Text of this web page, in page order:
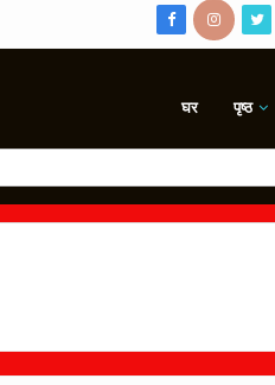
घर पृष्ठ